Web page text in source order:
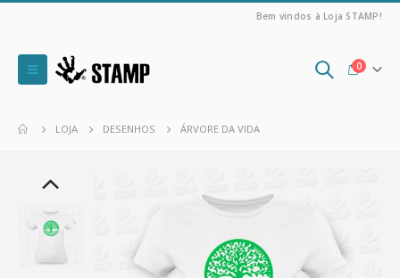
Bem vindos à Loja STAMP!
0
LOJA DESENHOS ÁRVORE DA VIDA